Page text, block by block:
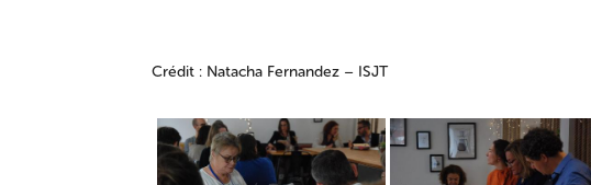
Crédit : Natacha Fernandez – ISJT